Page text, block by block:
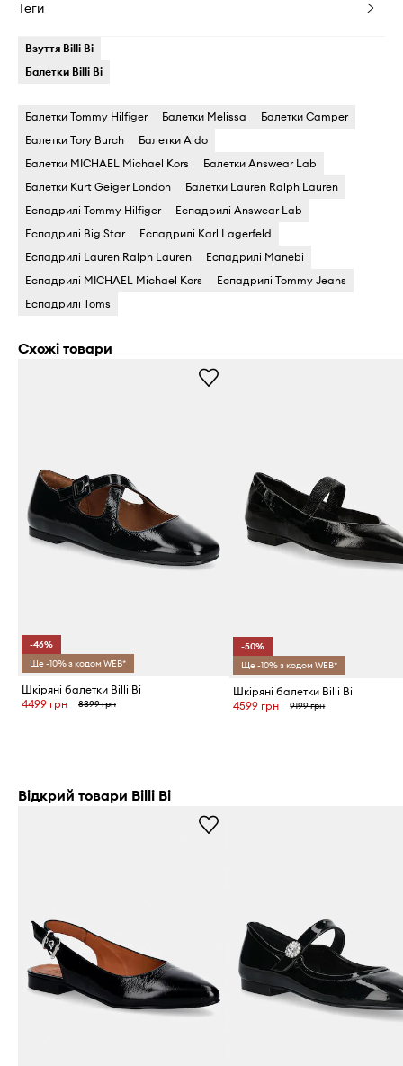
Теги
Взуття Billi Bi
Балетки Billi Bi
Балетки Tommy Hilfiger Балетки Melissa
Балетки Camper
Балетки Tory Burch
Балетки Aldo
Балетки MICHAEL Michael Kors
Балетки Answear Lab
Балетки Kurt Geiger London
Балетки Lauren Ralph Lauren
Еспадрилі Tommy Hilfiger
Еспадрилі Answear Lab
Еспадрилі Big Star
Еспадрилі Karl Lagerfeld
Еспадрилі Lauren Ralph Lauren
Еспадрилі Manebi
Еспадрилі MICHAEL Michael Kors
Еспадрилі Tommy Jeans
Еспадрилі Toms
Схожі товари
-46%
Ще -10% з кодом WEB*
Шкіряні балетки Billi Bi
4499 грн
8399 грн
-50%
Ще -10% з кодом WEB*
Шкіряні балетки Billi Bi
4599 грн
9199 грн
Відкрий товари Billi Bi